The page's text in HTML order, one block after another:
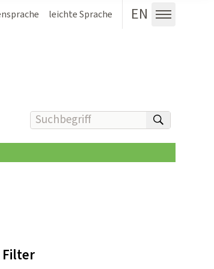
leichte Sprache EN
Menü
Suchbegriff(e) eingeben
Filter